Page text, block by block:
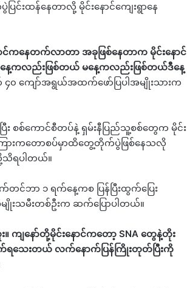
င်းထန်နေတာလို့ မိုင်းနောင်ကျေးရွာနေ
ကနေတက်လာတာ အခုဖြစ်နေတာက မိုင်းနောင်
က်နေ့ကလည်းဖြစ်တယ် မနေ့ကလည်းဖြစ်တယ်ဒီနေ့
ကျော်အရွယ်အထက်ဖော်ပြပါအမျိုးသားက
း စစ်ကောင်စီတပ်နဲ့ ရှမ်းနီပြည်သူ့စစ်တွေက မိုင်း
ြားကတောစပ်မှာထိတွေ့တိုက်ပွဲဖြစ်နေသလို
ရပါတယ်။
တင်ဘာ ၁ ရက်နေ့ကစ ပြန်ပြီးထွက်ပြေး
ျိုးသမီးတစ်ဦးက ဆက်ပြောပါတယ်။
ကျနော်တို့မိုင်းနောင်ကတော့ SNA တွေနဲ့တိုး
ရသေးတယ် လက်နောက်ပြန်ကြိုးတုတ်ပြီးကို